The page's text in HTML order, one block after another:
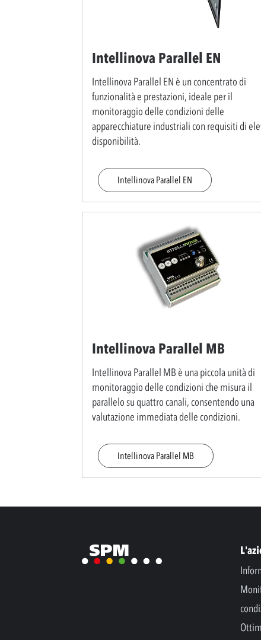
Intellinova Parallel EN
Intellinova Parallel EN è un concentrato di
funzionalità e prestazioni, ideale per il
monitoraggio delle condizioni delle
apparecchiature industriali con requisiti di
disponibilità.
Intellinova Parallel EN
Intellinova Parallel MB
Intellinova Parallel MB è una piccola unità di
monitoraggio delle condizioni che misura il
parallelo su quattro canali, consentendo una
valutazione immediata delle condizioni.
Intellinova Parallel MB